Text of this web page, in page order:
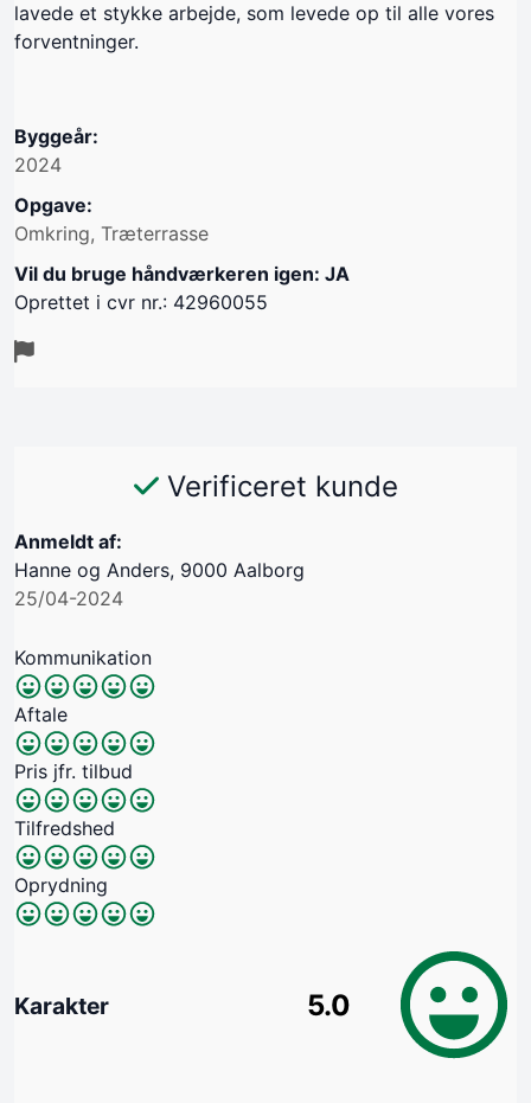
lavede et stykke arbejde, som levede op til alle vores
forventninger.
Byggeår:
2024
Opgave:
Omkring, Træterrasse
Vil du bruge håndværkeren igen: JA
Oprettet i cvr nr.: 42960055
Verificeret kunde
Anmeldt af:
Hanne og Anders, 9000 Aalborg
25/04-2024
Kommunikation
Aftale
Pris jfr. tilbud
Tilfredshed
Oprydning
Karakter 5.0